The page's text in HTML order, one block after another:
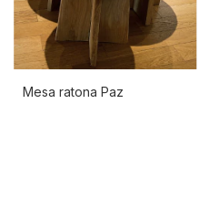
Mesa ratona Paz